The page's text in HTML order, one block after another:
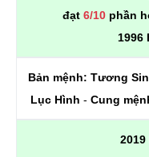
đạt 6/10phần
1996
Bản mệnh: Tương
Lục Hình - Cung